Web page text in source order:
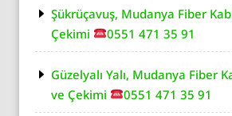
Şükrüçavuş, Mudanya Fiber
Çekimi
0551 471 35 91
Güzelyalı Yalı, Mudanya Fiber
ve Çekimi
0551 471 35 91